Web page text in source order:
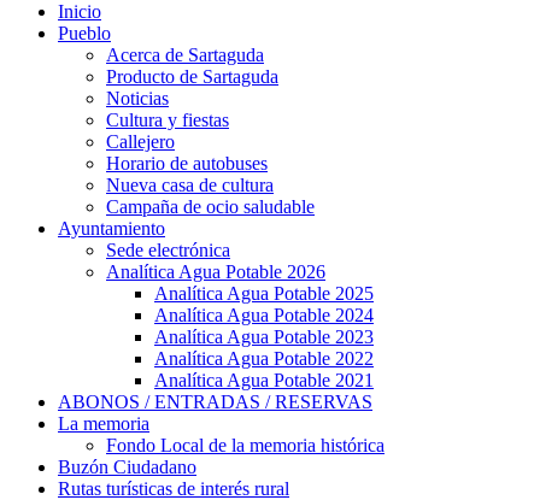
Inicio
Pueblo
Acerca de Sartaguda
Producto de Sartaguda
Noticias
Cultura y fiestas
Callejero
Horario de autobuses
Nueva casa de cultura
Campaña de ocio saludable
Ayuntamiento
Sede electrónica
Analítica Agua Potable 2026
Analítica Agua Potable 2025
Analítica Agua Potable 2024
Analítica Agua Potable 2023
Analítica Agua Potable 2022
Analítica Agua Potable 2021
ABONOS / ENTRADAS / RESERVAS
La memoria
Fondo Local de la memoria histórica
Buzón Ciudadano
Rutas turísticas de interés rural